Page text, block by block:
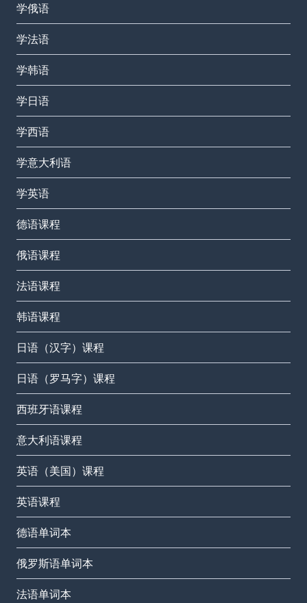
学俄语
学法语
学韩语
学日语
学西语
学意大利语
学英语
德语课程
俄语课程
法语课程
韩语课程
日语（汉字）课程
日语（罗马字）课程
西班牙语课程
意大利语课程
英语（美国）课程
英语课程
德语单词本
俄罗斯语单词本
法语单词本